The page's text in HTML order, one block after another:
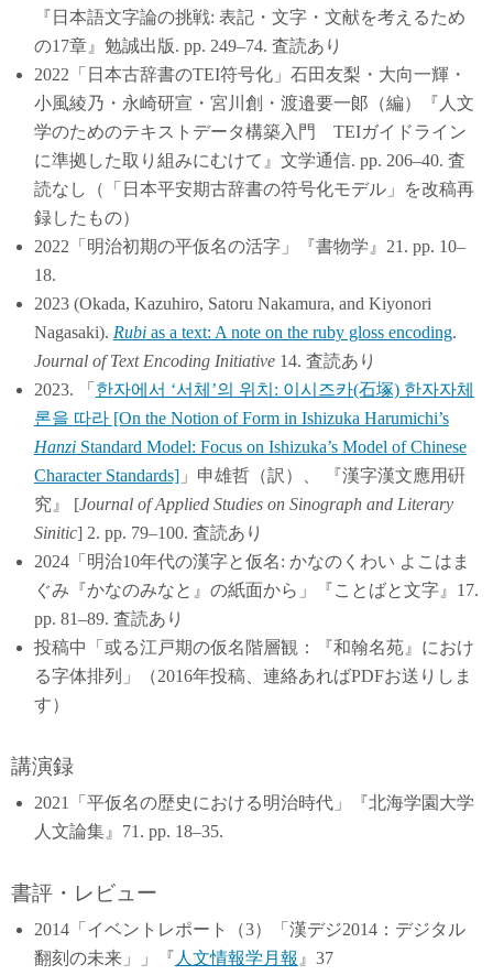
『日本語文字論の挑戦: 表記・文字・文献を考えるため
の17章』勉誠出版. pp. 249–74. 査読あり
2022「日本古辞書のTEI符号化」石田友梨・大向一輝・
小風綾乃・永崎研宣・宮川創・渡邉要一郞（編）『人文
学のためのテキストデータ構築入門 TEIガイドライン
に準拠した取り組みにむけて』文学通信. pp. 206–40. 査
読なし（「日本平安期古辞書の符号化モデル」を改稿再
録したもの）
2022「明治初期の平仮名の活字」『書物学』21. pp. 10–
18.
2023 (Okada, Kazuhiro, Satoru Nakamura, and Kiyonori
Nagasaki). Rubias a text: A note on the ruby gloss encoding.
Journal of Text Encoding Initiative14. 査読あり
2023. 「 한자에서 ‘서체’의 위치: 이시즈카(石塚) 한자자체
론을 따라 [On the Notion of Form in Ishizuka Harumichi’s
HanziStandard Model: Focus on Ishizuka’s Model of Chinese
Character Standards]」申雄哲（訳）、 『漢字漢文應用硏
究』 [Journal of Applied Studies on Sinograph and Literary
Sinitic] 2. pp. 79–100. 査読あり
2024「明治10年代の漢字と仮名: かなのくわい よこはま
ぐみ『かなのみなと』の紙面から」『ことばと文字』17.
pp. 81–89. 査読あり
投稿中「或る江戸期の仮名階層観：『和翰名苑』におけ
る字体排列」（2016年投稿、連絡あればPDFお送りしま
す）
講演録
2021「平仮名の歴史における明治時代」『北海学園大学
人文論集』71. pp. 18–35.
書評・レビュー
2014「イベントレポート（3）「漢デジ2014：デジタル
翻刻の未来」」『 人文情報学月報 』37